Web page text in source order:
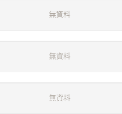
無資料
無資料
無資料